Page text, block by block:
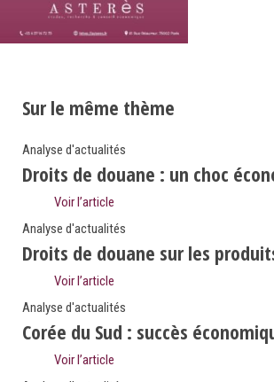
Sur le même thème
Analyse d'actualités
Droits de douane : un choc
Voir l’article
Analyse d'actualités
Droits de douane sur les
Voir l’article
Analyse d'actualités
Corée du Sud : succès
Voir l’article